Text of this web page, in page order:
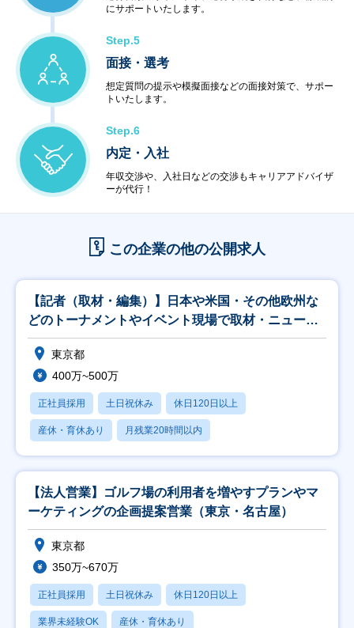
にサポートいたします。
Step.5
面接・選考
想定質問の提示や模擬面接などの面接対策で、サポー
トいたします。
Step.6
内定・入社
年収交渉や、入社日などの交渉もキャリアアドバイザ
ーが代行！
この企業の他の公開求人
【記者（取材・編集）】日本や米国・その他欧州な
どのトーナメントやイベント現場で取材・ニュース
記事入稿
東京都
400万~500万
正社員採用 土日祝休み 休日120日以上
産休・育休あり 月残業20時間以内
【法人営業】ゴルフ場の利用者を増やすプランやマ
ーケティングの企画提案営業（東京・名古屋）
東京都
350万~670万
正社員採用 土日祝休み 休日120日以上
業界未経験OK 産休・育休あり